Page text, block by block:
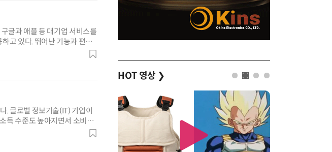
글과 애플 등 대기업 서비스를
고 있다. 뛰어난 기능과 편리
. 글로벌 정보기술(IT) 기업이
득 수준도 높아지면서 소비시
HOT 영상 ❯